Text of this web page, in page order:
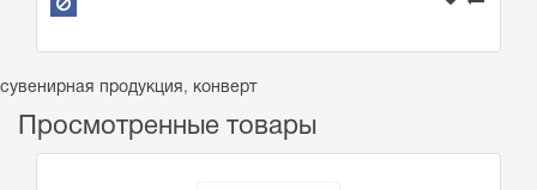
сувенирная продукция, конверт
Просмотренные товары